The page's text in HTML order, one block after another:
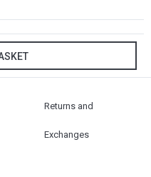
Returns and
Exchanges